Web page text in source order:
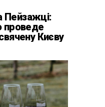
Пейзажці:
проведе
Києву